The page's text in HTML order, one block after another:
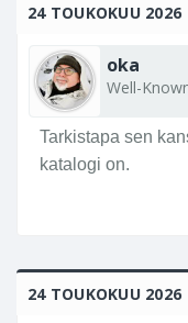
24 TOUKOKUU 2026
oka
Well-
Tarkistapa sen
katalogi on.
24 TOUKOKUU 2026